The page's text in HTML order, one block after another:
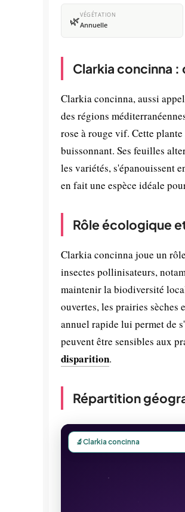
🌿VÉGÉTATION
Annuelle
Clarkia concinna
Clarkia concinna, aussi
des régions
rose à rouge vif. Cette
buissonnant. Ses feuilles
les variétés, s'épanouissent
en fait une espèce idéale
Rôle écologique
Clarkia concinna joue un
insectes pollinisateurs,
maintenir la biodiversité
ouvertes, les prairies sèches
annuel rapide lui permet de
peuvent être sensibles aux
disparition.
Répartition